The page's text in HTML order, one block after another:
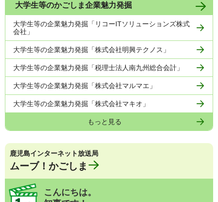
大学生等のかごしま企業魅力発掘
大学生等の企業魅力発掘「リコーITソリューションズ株式
会社」
大学生等の企業魅力発掘「株式会社明興テクノス」
大学生等の企業魅力発掘「税理士法人南九州総合会計」
大学生等の企業魅力発掘「株式会社マルマエ」
大学生等の企業魅力発掘「株式会社マキオ」
もっと見る
鹿児島インターネット放送局
ムーブ！かごしま
こんにちは。